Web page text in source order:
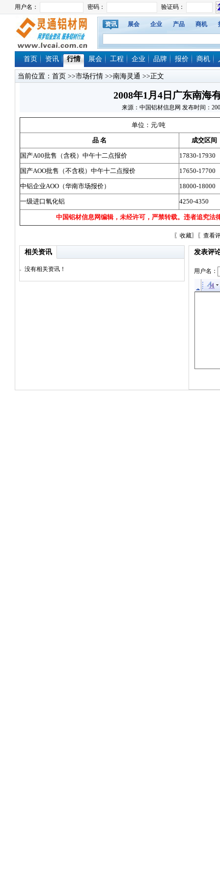
资讯 展会 企业 产品 商机
首页 资讯 行情 展会 工程 企业 品牌 报价 商机
当前位置： 首页 >>市场行情 >>南海灵通 >>正文
2008年1月4日广东南海
来源：中国铝材信息网 发布时间：
单位：元/吨
品 名 成交区间
国产A00批售（含税）中午十二点报价 17830-17930
国产AOO批售（不含税）中午十二点报价 17650-17700
中铝企业AOO（华南市场报价） 18000-18000
一级进口氧化铝 4250-4350
中国铝材信息网编辑，未经许可，严禁转载。违者追究法
〖 收藏〗〖 查看
相关资讯
没有相关资讯！
发表评
用户名：